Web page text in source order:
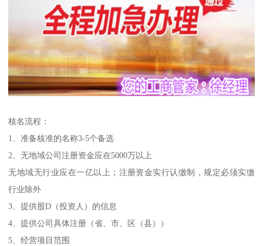
核名流程：
1、准备核准的名称3-5个备选
2、无地域公司注册资金应在5000万以上
无地域无行业应在一亿以上；注册资金实行认缴制，规定必须实缴
行业除外
3、提供股D（投资人）的信息
4、提供公司具体注册（省、市、区（县））
5、经营项目范围